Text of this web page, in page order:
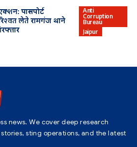
Anti
Corruption
Bureau
Jaipur
पासपोर्ट
लेते रामगंज थाने
news. We cover deep research
sting operations, and the latest